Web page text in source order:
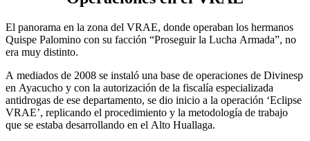
El panorama en la zona del VRAE, donde operaban los hermanos
Quispe Palomino con su facción “Proseguir la Lucha Armada”, no
era muy distinto.
A mediados de 2008 se instaló una base de operaciones de Divinesp
en Ayacucho y con la autorización de la fiscalía especializada
antidrogas de ese departamento, se dio inicio a la operación ‘Eclipse
VRAE’, replicando el procedimiento y la metodología de trabajo
que se estaba desarrollando en el Alto Huallaga.